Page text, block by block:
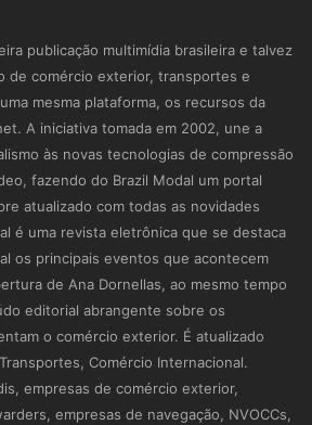
publicação multimídia brasileira e talvez
de comércio exterior, transportes e
mesma plataforma, os recursos da
A iniciativa tomada em 2002, une a
às novas tecnologias de compressão
fazendo do Brazil Modal um portal
atualizado com todas as novidades
é uma revista eletrônica que se destaca
os principais eventos que acontecem
de Ana Dornellas, ao mesmo tempo
editorial abrangente sobre os
o comércio exterior. É atualizado
Comércio Internacional.
empresas de comércio exterior,
empresas de navegação, NVOCCs,